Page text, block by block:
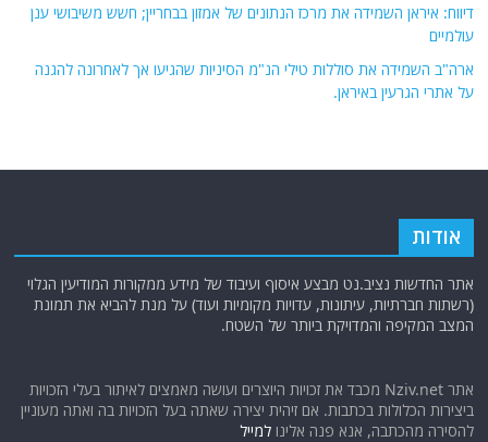
דיווח: איראן השמידה את מרכז הנתונים של אמזון בבחריין; חשש משיבושי ענן
עולמיים
ארה"ב השמידה את סוללות טילי הנ"מ הסיניות שהגיעו אך לאחרונה להגנה
על אתרי הגרעין באיראן.
אודות
אתר החדשות נציב.נט מבצע איסוף ועיבוד של מידע ממקורות המודיעין הגלוי
(רשתות חברתיות, עיתונות, עדויות מקומיות ועוד) על מנת להביא את תמונת
המצב המקיפה והמדויקת ביותר של השטח.
אתר Nziv.net מכבד את זכויות היוצרים ועושה מאמצים לאיתור בעלי הזכויות
ביצירות הכלולות בכתבות. אם זיהית יצירה שאתה בעל הזכויות בה ואתה מעוניין
להסירה מהכתבה, אנא פנה אלינולמייל